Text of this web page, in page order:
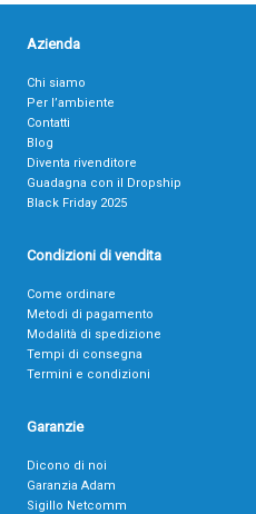
Azienda
Chi siamo
Per l’ambiente
Contatti
Blog
Diventa rivenditore
Guadagna con il Dropship
Black Friday 2025
Condizioni di vendita
Come ordinare
Metodi di pagamento
Modalità di spedizione
Tempi di consegna
Termini e condizioni
Garanzie
Dicono di noi
Garanzia Adam
Sigillo Netcomm